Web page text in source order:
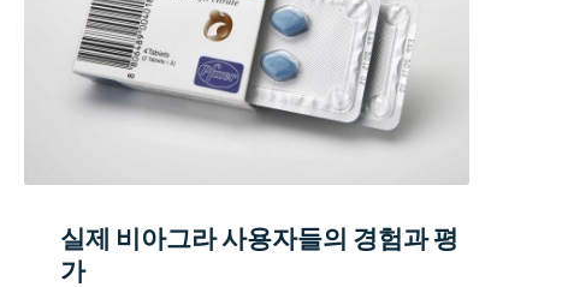
실제 비아그라 사용자들의 경험과 평
가